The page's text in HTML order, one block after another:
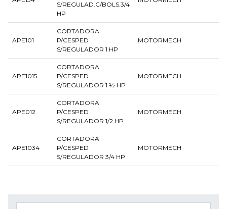
S/REGULAD.C/BOLS.3/4
HP
APE101
CORTADORA
P/CESPED
S/REGULADOR 1 HP
MOTORMECH
APE1015
CORTADORA
P/CESPED
S/REGULADOR 1 ½ HP
MOTORMECH
APE012
CORTADORA
P/CESPED
S/REGULADOR 1/2 HP
MOTORMECH
APE1034
CORTADORA
P/CESPED
S/REGULADOR 3/4 HP
MOTORMECH